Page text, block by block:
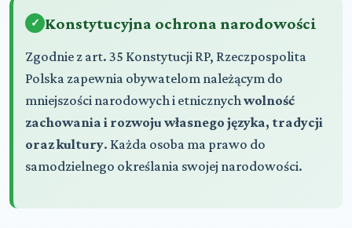
Konstytucyjna ochrona narodowości
Zgodnie z art. 35 Konstytucji RP, Rzeczpospolita
Polska zapewnia obywatelom należącym do
mniejszości narodowych i etnicznych wolność
zachowania i rozwoju własnego języka, tradycji
oraz kultury. Każda osoba ma prawo do
samodzielnego określania swojej narodowości.